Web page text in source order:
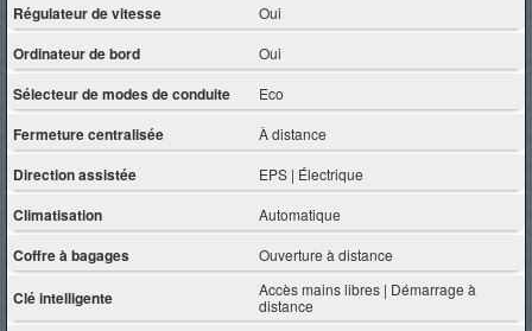
Régulateur de vitesse Oui
Ordinateur de bord Oui
Sélecteur de modes de conduite Eco
Fermeture centralisée À distance
Direction assistée EPS | Électrique
Climatisation Automatique
Coffre à bagages Ouverture à distance
Clé intelligente
Accès mains libres | Démarrage à
distance